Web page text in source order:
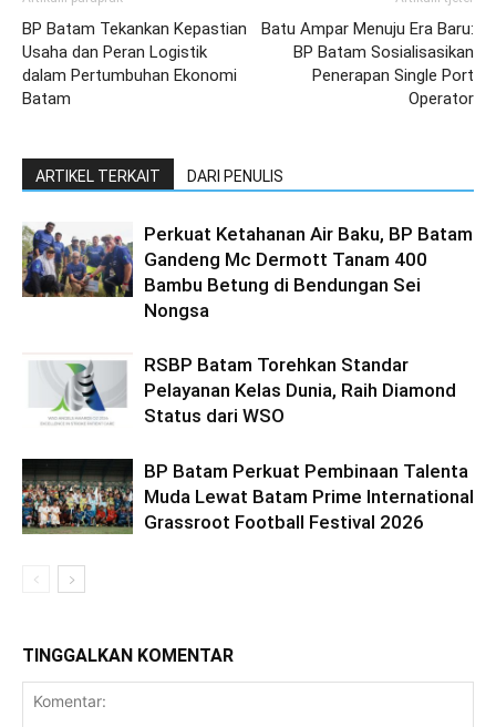
BP Batam Tekankan Kepastian
Usaha dan Peran Logistik
dalam Pertumbuhan Ekonomi
Batam
Batu Ampar Menuju Era Baru:
BP Batam Sosialisasikan
Penerapan Single Port
Operator
ARTIKEL TERKAIT DARI PENULIS
Perkuat Ketahanan Air Baku, BP Batam
Gandeng Mc Dermott Tanam 400
Bambu Betung di Bendungan Sei
Nongsa
RSBP Batam Torehkan Standar
Pelayanan Kelas Dunia, Raih Diamond
Status dari WSO
BP Batam Perkuat Pembinaan Talenta
Muda Lewat Batam Prime International
Grassroot Football Festival 2026
TINGGALKAN KOMENTAR